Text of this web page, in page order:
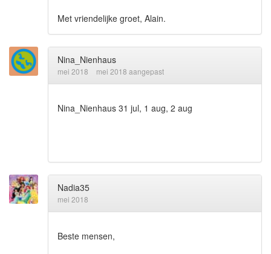
Met vriendelijke groet, Alain.
Nina_Nienhaus
mei 2018 mei 2018 aangepast
Nina_Nienhaus 31 jul, 1 aug, 2 aug
Nadia35
mei 2018
Beste mensen,